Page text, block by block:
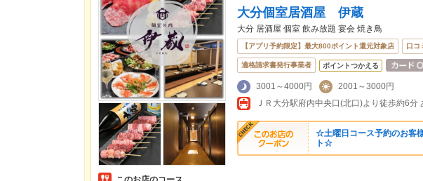
大分個室居酒屋 伊蔵
大分 居酒屋 個室 飲み放題 宴会 焼き鳥
【アプリ予約限定】最大800ポイント還元対象店 口コ
適格請求書発行事業者 ポイントつかえる
3001～4000円
2001～3000円
ＪＲ大分駅府内中央口(北口)より徒歩約6
☆土曜日コース予約のお客
ト☆